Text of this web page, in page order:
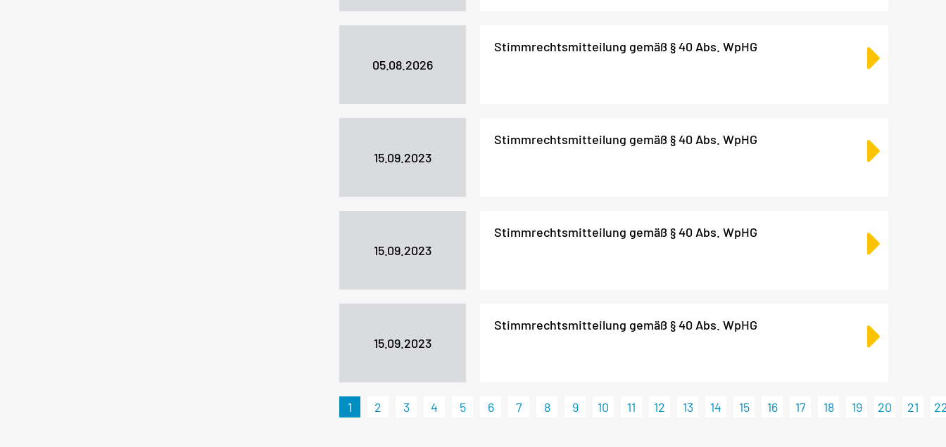
05.08.2026
Stimmrechtsmitteilung gemäß § 40 Abs. WpHG
15.09.2023
Stimmrechtsmitteilung gemäß § 40 Abs. WpHG
15.09.2023
Stimmrechtsmitteilung gemäß § 40 Abs. WpHG
15.09.2023
Stimmrechtsmitteilung gemäß § 40 Abs. WpHG
1 2 3 4 5 6 7 8 9 10 11 12 13 14 15 16 17 18 19 20 21